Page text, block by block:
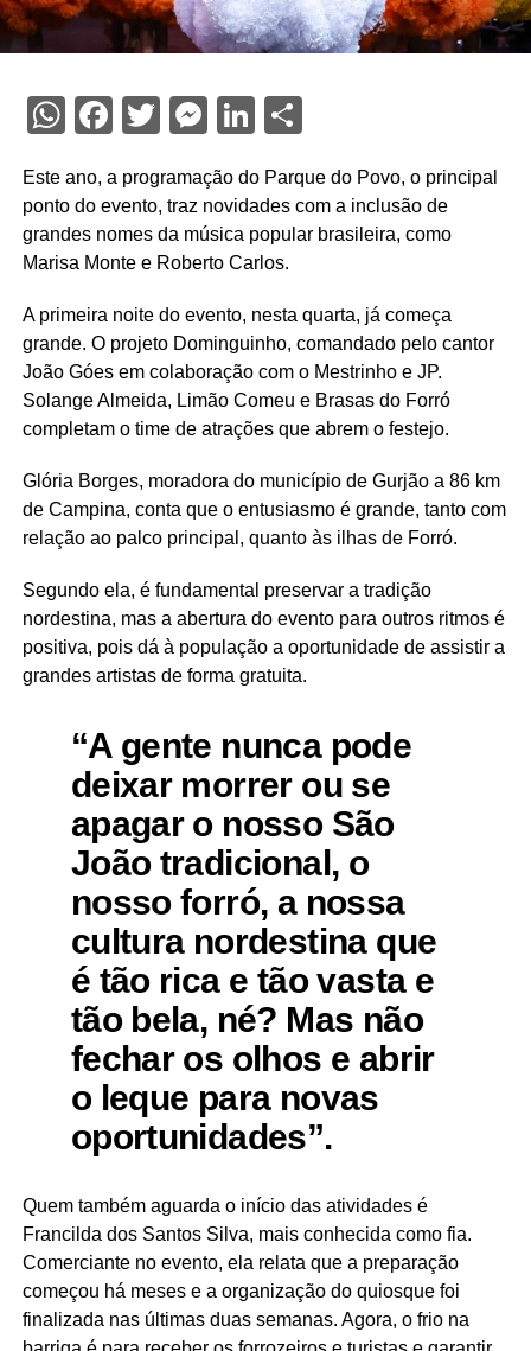
WhatsApp
Facebook
Twitter
Messenger
LinkedIn
Share
Este ano, a programação do Parque do Povo, o principal
ponto do evento, traz novidades com a inclusão de
grandes nomes da música popular brasileira, como
Marisa Monte e Roberto Carlos.
A primeira noite do evento, nesta quarta, já começa
grande. O projeto Dominguinho, comandado pelo cantor
João Góes em colaboração com o Mestrinho e JP.
Solange Almeida, Limão Comeu e Brasas do Forró
completam o time de atrações que abrem o festejo.
Glória Borges, moradora do município de Gurjão a 86 km
de Campina, conta que o entusiasmo é grande, tanto com
relação ao palco principal, quanto às ilhas de Forró.
Segundo ela, é fundamental preservar a tradição
nordestina, mas a abertura do evento para outros ritmos é
positiva, pois dá à população a oportunidade de assistir a
grandes artistas de forma gratuita.
“A gente nunca pode
deixar morrer ou se
apagar o nosso São
João tradicional, o
nosso forró, a nossa
cultura nordestina que
é tão rica e tão vasta e
tão bela, né? Mas não
fechar os olhos e abrir
o leque para novas
oportunidades”.
Quem também aguarda o início das atividades é
Francilda dos Santos Silva, mais conhecida como fia.
Comerciante no evento, ela relata que a preparação
começou há meses e a organização do quiosque foi
finalizada nas últimas duas semanas. Agora, o frio na